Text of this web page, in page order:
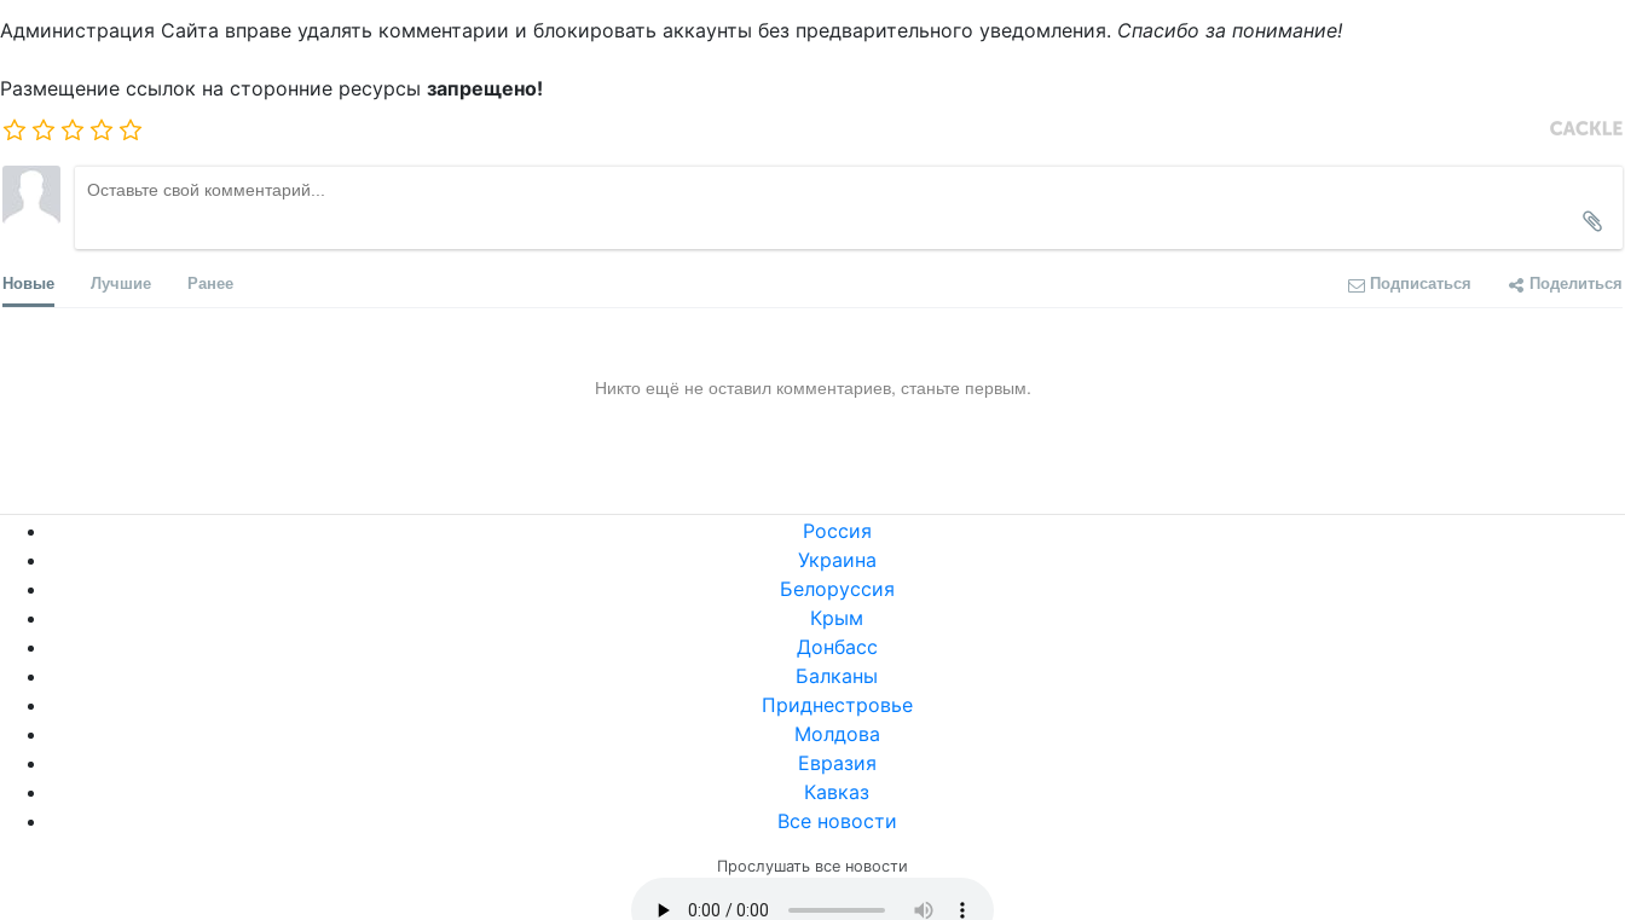
Администрация Сайта вправе удалять комментарии и блокировать аккаунты без предварительного уведомления. Спасибо за понимание!
Размещение ссылок на сторонние ресурсы запрещено!
Новые Лучшие Ранее Подписаться Поделиться
Никто ещё не оставил комментариев, станьте первым.
Россия
Украина
Белоруссия
Крым
Донбасс
Балканы
Приднестровье
Молдова
Евразия
Кавказ
Все новости
Прослушать все новости